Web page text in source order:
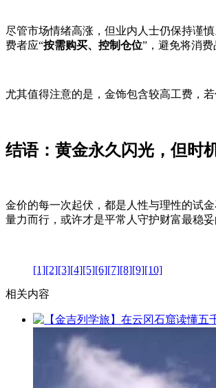
尽管市场情绪高涨，但业内人士仍保持谨
费者应“按需购买、控制仓位”，避免将消费
尤其值得注意的是，金饰包含较高工费，
结语：黄金永久闪光，但时
金价的每一次起伏，都是人性与理性的试
量力而行，或许才是平常人守护财富最稳妥
[1][2][3][4][5][6][7][8][9][10]
相关内容